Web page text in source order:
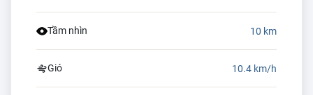
Tầm nhìn 10 km
Gió 10.4 km/h